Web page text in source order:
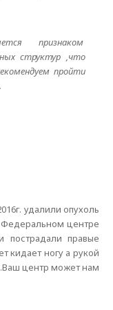
признаком
структур ,что
пройти
удалили опухоль
Федеральном центре
пострадали правые
кидает ногу а рукой
центр может нам